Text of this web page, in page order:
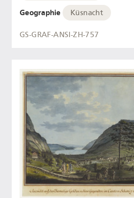
Geographie Küsnacht
GS-GRAF-ANSI-ZH-757